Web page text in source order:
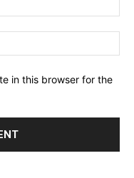
in this browser for the